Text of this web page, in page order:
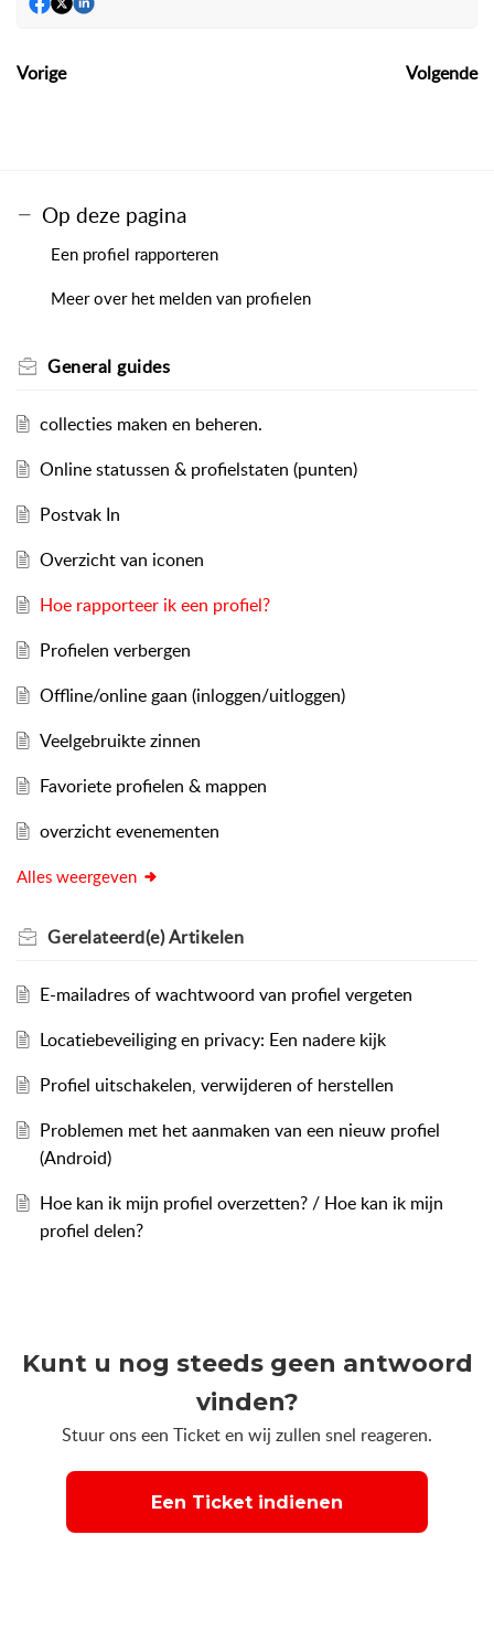
Vorige Volgende
Op deze pagina
Een profiel rapporteren
Meer over het melden van profielen
General guides
collecties maken en beheren.
Online statussen & profielstaten (punten)
Postvak In
Overzicht van iconen
Hoe rapporteer ik een profiel?
Profielen verbergen
Offline/online gaan (inloggen/uitloggen)
Veelgebruikte zinnen
Favoriete profielen & mappen
overzicht evenementen
Alles weergeven
Gerelateerd(e)Artikelen
E-mailadres of wachtwoord van profiel vergeten
Locatiebeveiliging en privacy: Een nadere kijk
Profiel uitschakelen, verwijderen of herstellen
Problemen met het aanmaken van een nieuw profiel
(Android)
Hoe kan ik mijn profiel overzetten? / Hoe kan ik mijn
profiel delen?
Kunt u nog steeds geen antwoord
vinden?
Stuur ons een Ticket en wij zullen snel reageren.
Een Ticket indienen